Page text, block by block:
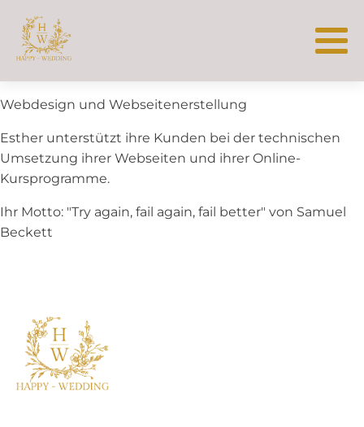
Webdesign und Webseitenerstellung
Esther unterstützt ihre Kunden bei der technischen
Umsetzung ihrer Webseiten und ihrer Online-
Kursprogramme.
Ihr Motto: "Try again, fail again, fail better" von Samuel
Beckett